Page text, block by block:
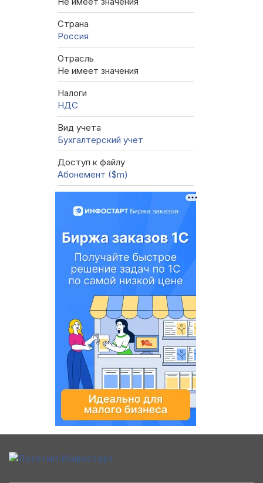
Страна
Россия
Отрасль
Не имеет значения
Налоги
НДС
Вид учета
Бухгалтерский учет
Доступ к файлу
Абонемент ($m)